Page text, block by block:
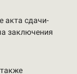
акта сдачи-
заключения